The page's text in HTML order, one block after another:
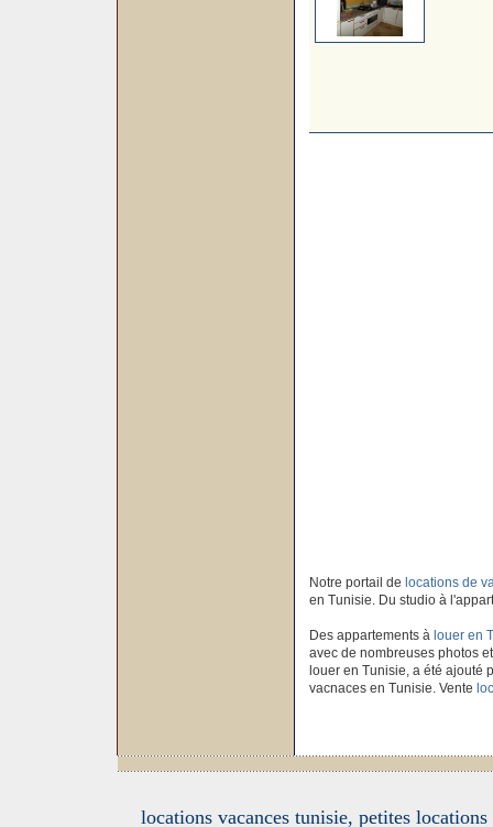
Notre portail de locations de
en Tunisie. Du studio à
Des appartements à louer en
avec de nombreuses photos
louer en Tunisie, a été ajouté
vacnaces en Tunisie. Vente
locations vacances tunisie, petites